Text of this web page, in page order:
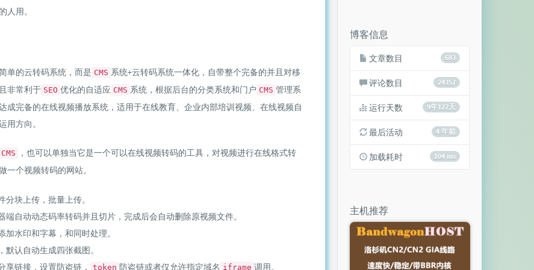
人用。
单的云转码系统，而是 CMS 系统+云转码系统一体化，自带整个完备的并且对移
非常利于 SEO 优化的自适应 CMS 系统，根据后台的分类系统和门户 CMS 管理系
成完备的在线视频播放系统，适用于在线教育、企业内部培训视频、在线视频自
用方向。
CMS
，也可以单独当它是一个可以在线视频转码的工具，对视频进行在线格式转
一个视频转码的网站。
分块上传，批量上传。
端自动动态码率转码并且切片，完成后会自动删除原视频文件。
加水印和字幕，和同时处理。
默认自动生成四张截图。
享链接，设置防盗链，
token 防盗链或者仅允许指定域名 iframe 调用。
博客信息
683
文章数目
24357
评论数目
9年127天
运行天数
4 年前
最后活动
104 ms
加载耗时
主机推荐